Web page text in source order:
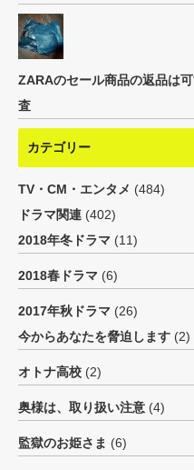
ZARAのセール商品の返品は
査
カテゴリー
TV・CM・エンタメ (484)
ドラマ関連 (402)
2018年冬ドラマ (11)
2018春ドラマ (6)
2017年秋ドラマ (26)
今からあなたを脅迫します (2)
オトナ高校 (2)
奥様は、取り扱い注意 (4)
監獄のお姫さま (6)